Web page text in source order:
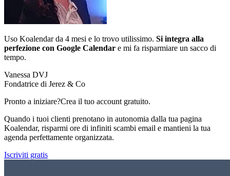
Uso Koalendar da 4 mesi e lo trovo utilissimo. Si integra alla
perfezione con Google Calendar e mi fa risparmiare un sacco di
tempo.
Vanessa DVJ
Fondatrice di Jerez & Co
Pronto a iniziare?Crea il tuo account gratuito.
Quando i tuoi clienti prenotano in autonomia dalla tua pagina
Koalendar, risparmi ore di infiniti scambi email e mantieni la tua
agenda perfettamente organizzata.
Iscriviti gratis